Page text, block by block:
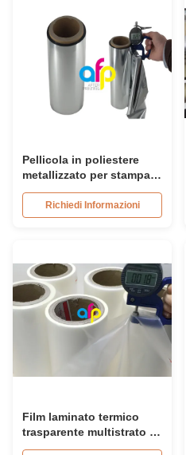
Pellicola in poliestere
metallizzato per stampa
offset/rotocalco, rotolo
per plastificazione soft
matte
Richiedi Informazioni
Film laminato termico
trasparente multistrato in
BOPP PET, estrusione